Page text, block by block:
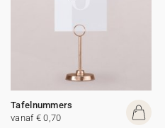
Tafelnummers
vanaf € 0,70